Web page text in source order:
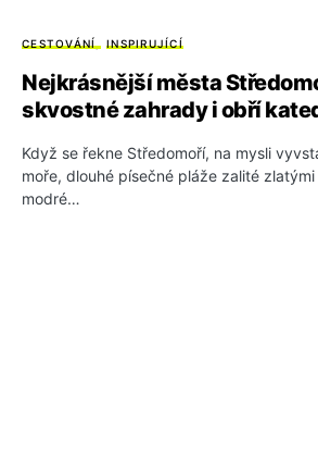
CESTOVÁNÍ INSPIRUJÍCÍ
Nejkrásnější města
skvostné zahrady i obří
Když se řekne Středomoří, na mysli
moře, dlouhé písečné pláže zalité
modré…